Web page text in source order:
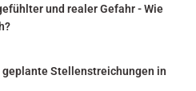
und realer Gefahr - Wie
Stellenstreichungen in